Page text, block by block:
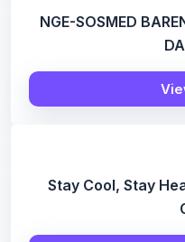
NGE-SOSMED
Stay Cool, Stay